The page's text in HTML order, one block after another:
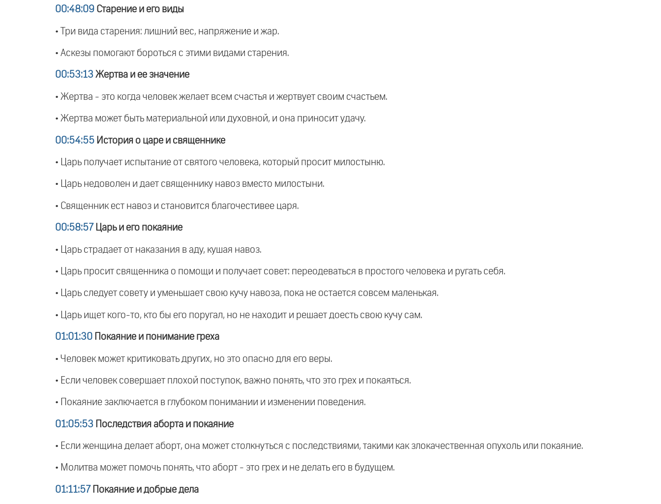
00:48:09 Старение и его виды
• Три вида старения: лишний вес, напряжение и жар.
• Аскезы помогают бороться с этими видами старения.
00:53:13 Жертва и ее значение
• Жертва - это когда человек желает всем счастья и жертвует своим счастьем.
• Жертва может быть материальной или духовной, и она приносит удачу.
00:54:55 История о царе и священнике
• Царь получает испытание от святого человека, который просит милостыню.
• Царь недоволен и дает священнику навоз вместо милостыни.
• Священник ест навоз и становится благочестивее царя.
00:58:57 Царь и его покаяние
• Царь страдает от наказания в аду, кушая навоз.
• Царь просит священника о помощи и получает совет: переодеваться в простого человека и ругать себя.
• Царь следует совету и уменьшает свою кучу навоза, пока не остается совсем маленькая.
• Царь ищет кого-то, кто бы его поругал, но не находит и решает доесть свою кучу сам.
01:01:30 Покаяние и понимание греха
• Человек может критиковать других, но это опасно для его веры.
• Если человек совершает плохой поступок, важно понять, что это грех и покаяться.
• Покаяние заключается в глубоком понимании и изменении поведения.
01:05:53 Последствия аборта и покаяние
• Если женщина делает аборт, она может столкнуться с последствиями, такими как злокачественная опухоль или покаяние.
• Молитва может помочь понять, что аборт - это грех и не делать его в будущем.
01:11:57 Покаяние и добрые дела